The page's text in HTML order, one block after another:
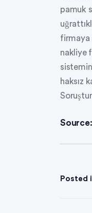
pamuk
firmaya
nakliye
haksız
Source:
Posted